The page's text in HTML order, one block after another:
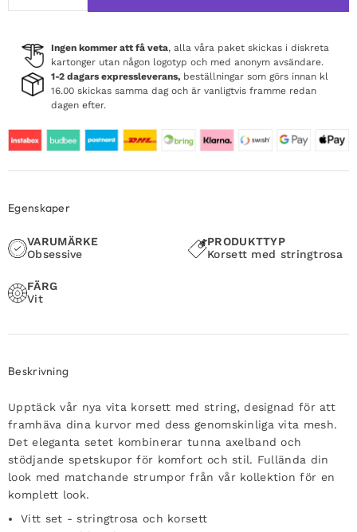
Corset
Thong
mängd
Ingen kommer att få veta, alla våra paket skickas i diskreta
kartonger utan någon logotyp och med anonym avsändare.
1-2 dagars expressleverans, beställningar som görs innan kl
16.00 skickas samma dag och är vanligtvis framme redan
dagen efter.
Egenskaper
VARUMÄRKE
Obsessive
PRODUKTTYP
Korsett med stringtrosa
FÄRG
Vit
Beskrivning
Upptäck vår nya vita korsett med string, designad för att
framhäva dina kurvor med dess genomskinliga vita mesh.
Det eleganta setet kombinerar tunna axelband och
stödjande spetskupor för komfort och stil. Fullända din
look med matchande strumpor från vår kollektion för en
komplett look.
Vitt set - stringtrosa och korsett